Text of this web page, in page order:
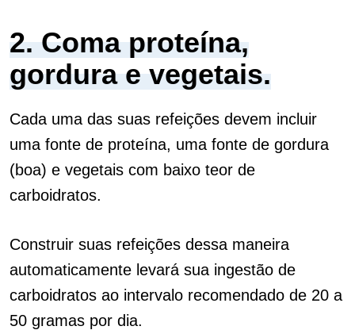
2. Coma proteína,
gordura e vegetais.
Cada uma das suas refeições devem incluir
uma fonte de proteína, uma fonte de gordura
(boa) e vegetais com baixo teor de
carboidratos.
Construir suas refeições dessa maneira
automaticamente levará sua ingestão de
carboidratos ao intervalo recomendado de 20 a
50 gramas por dia.